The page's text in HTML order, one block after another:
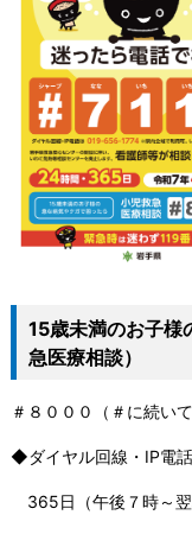
15歳未満のお子様
急医療相談）
＃８０００（＃に続い
◆ダイヤル回線・IP電
365日（午後７時～翌